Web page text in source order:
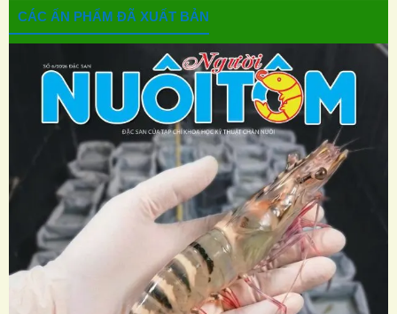
CÁC ẤN PHẨM ĐÃ XUẤT BẢN